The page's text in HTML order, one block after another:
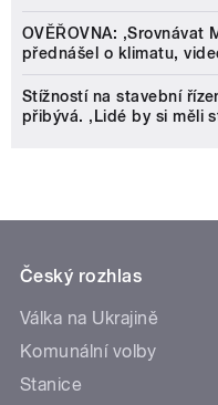
OVĚŘOVNA: ‚Srovnávat
přednášel o klimatu,
Stížností na stavební
přibývá. ‚Lidé by si měli
Český rozhlas
Válka na Ukrajině
Komunální volby
Stanice